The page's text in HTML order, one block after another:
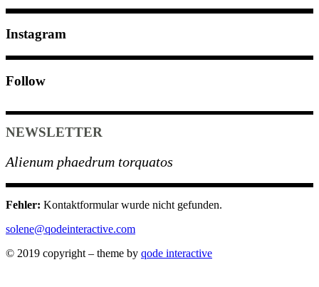
Instagram
Follow
NEWSLETTER
Alienum phaedrum torquatos
Fehler: Kontaktformular wurde nicht gefunden.
solene@qodeinteractive.com
© 2019 copyright – theme by qode interactive